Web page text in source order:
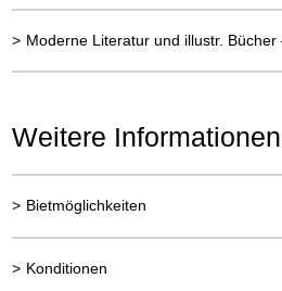
> Moderne Literatur und illustr.
Weitere Informationen
> Bietmöglichkeiten
> Konditionen